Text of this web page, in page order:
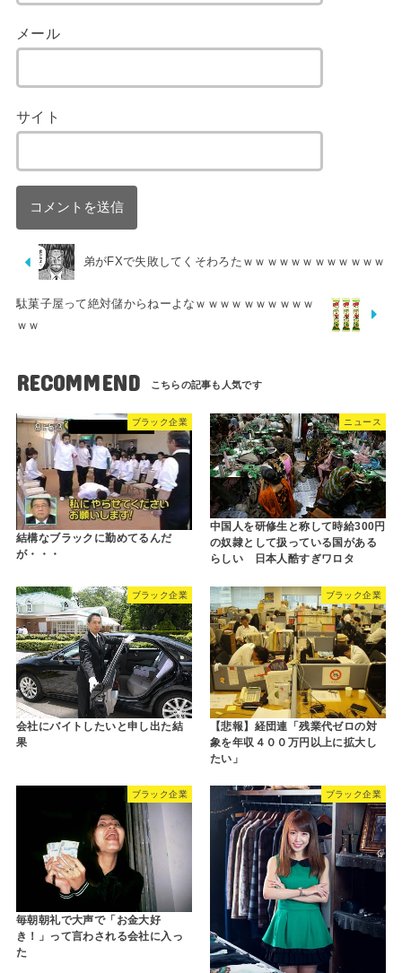
メール
サイト
弟がFXで失敗してくそわろたｗｗｗｗｗｗｗｗｗｗｗｗ
駄菓子屋って絶対儲からねーよなｗｗｗｗｗｗｗｗｗｗ
ｗｗ
RECOMMEND
ブラック企業
結構なブラックに勤めてるんだ
が・・・
ニュース
中国人を研修生と称して時給300円
の奴隷として扱っている国がある
らしい 日本人酷すぎワロタ
ブラック企業
会社にバイトしたいと申し出た結
果
ブラック企業
【悲報】経団連「残業代ゼロの対
象を年収４００万円以上に拡大し
たい」
ブラック企業
毎朝朝礼で大声で「お金大好
き！」って言わされる会社に入っ
た
ブラック企業